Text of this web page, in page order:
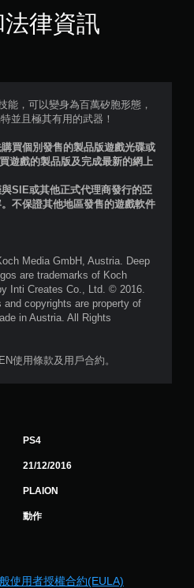
5
星
）
共
2
則
律資訊
能，可以變身為百萬矽胞形態，
並且極其有用的武器！
買個別發售的製品版遊戲光碟或
遊戲的製品版及完成最新的網上
SIE或其他正式代理商發行的亞
不保證其他地區發售的遊戲軟件
Media GmbH, Austria. Deep
are trademarks of Koch
Inti Creates Co., Ltd. © 2016.
copyrights are property of
in Austria. All Rights
使用條款及用戶合約。
PS4
21/12/2016
PLAION
動作
使用者授權合約(EULA)